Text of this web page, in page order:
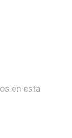
en esta